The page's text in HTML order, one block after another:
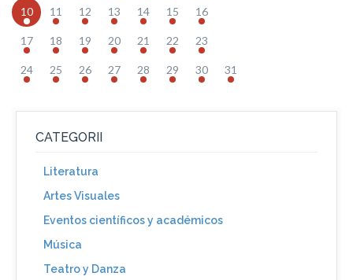
10 11 12 13 14 15 16
17 18 19 20 21 22 23
24 25 26 27 28 29 30 31
CATEGORII
Literatura
Artes Visuales
Eventos científicos y académicos
Música
Teatro y Danza